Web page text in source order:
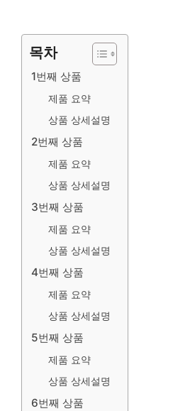
목차
1번째 상품
제품 요약
상품 상세설명
2번째 상품
제품 요약
상품 상세설명
3번째 상품
제품 요약
상품 상세설명
4번째 상품
제품 요약
상품 상세설명
5번째 상품
제품 요약
상품 상세설명
6번째 상품